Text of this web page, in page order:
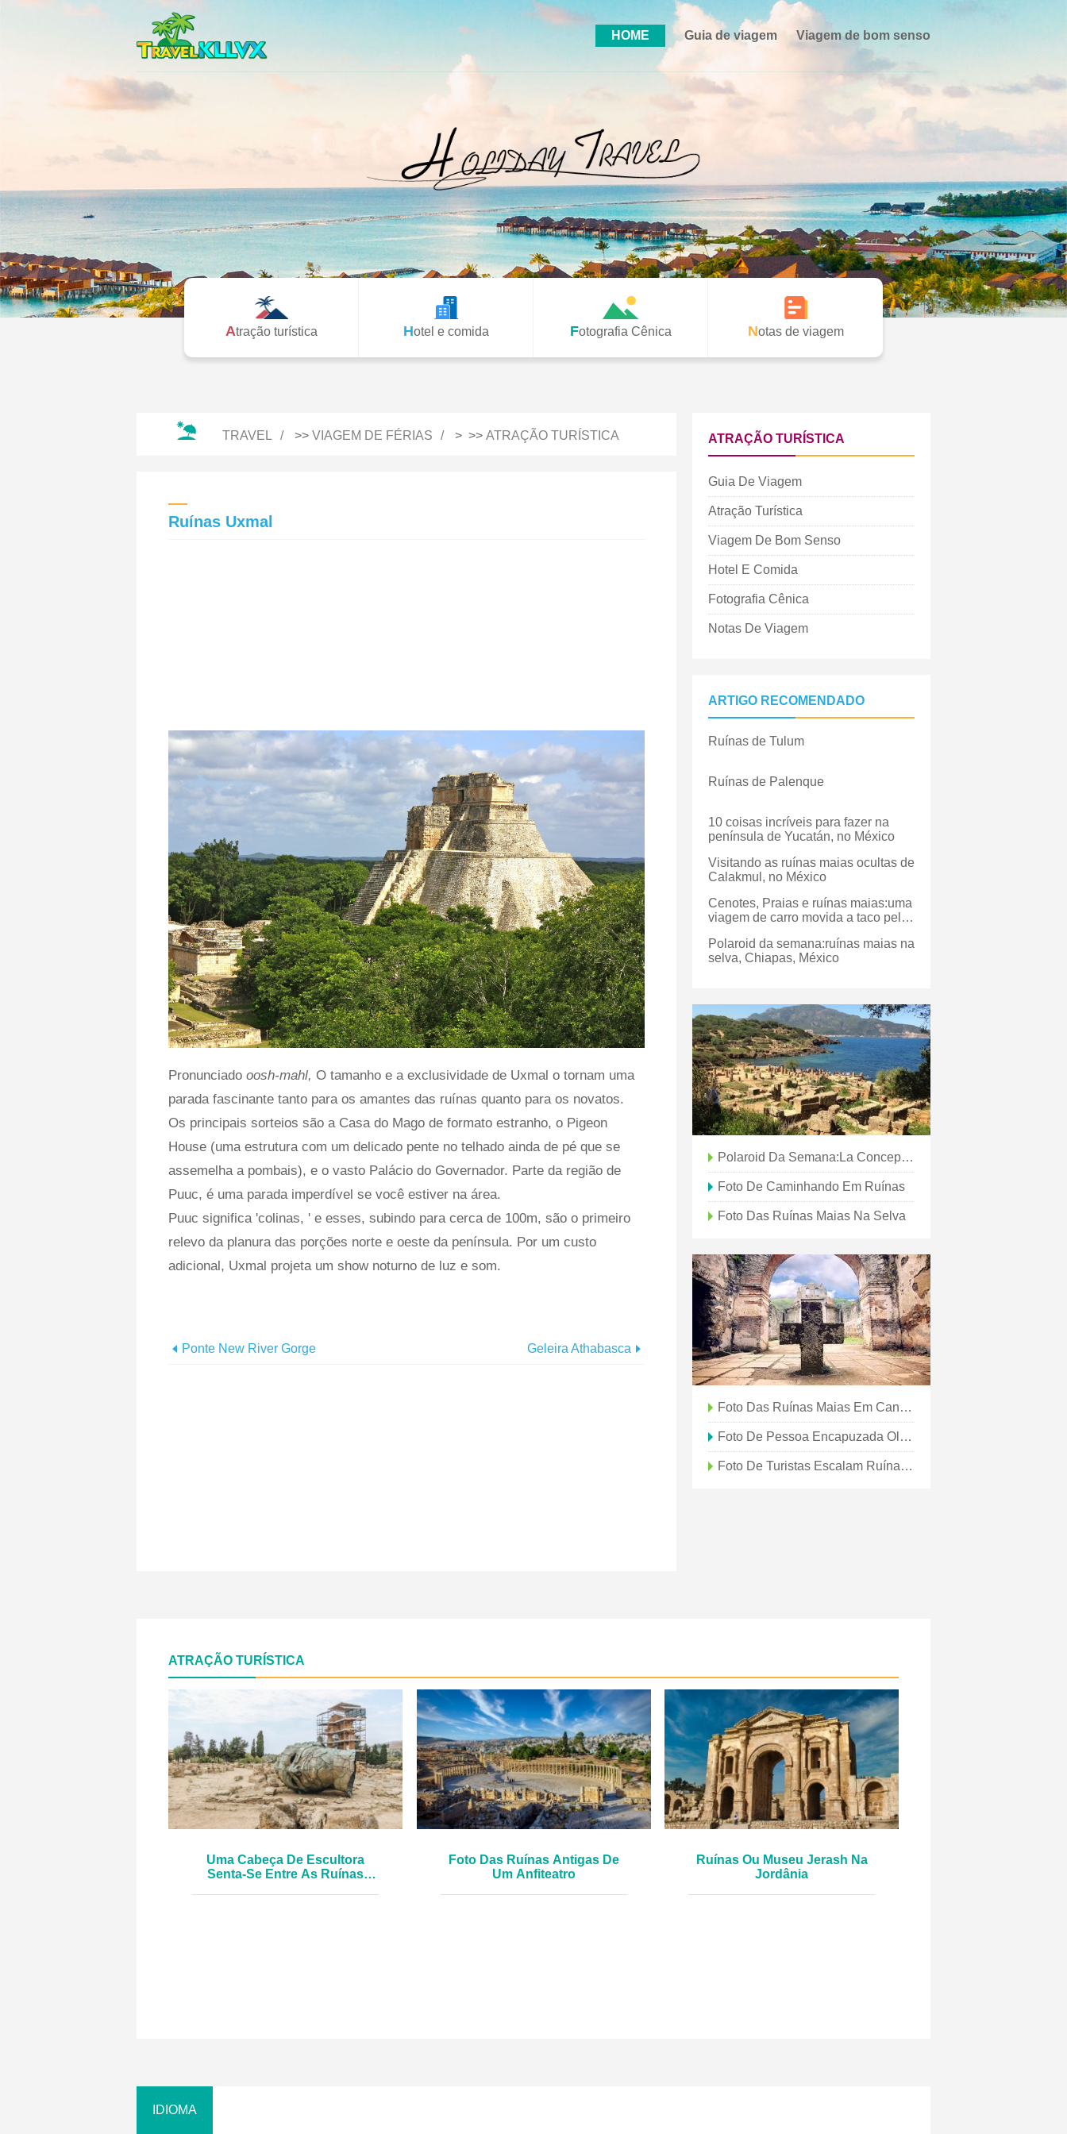
HOME Guia de viagem Viagem de bom senso
Atração turística Hotel e comida Fotografia Cênica Notas de viagem
TRAVEL >> VIAGEM DE FÉRIAS > >> ATRAÇÃO TURÍSTICA
Ruínas Uxmal
Pronunciado oosh-mahl, O tamanho e a exclusividade de Uxmal o tornam uma
parada fascinante tanto para os amantes das ruínas quanto para os novatos.
Os principais sorteios são a Casa do Mago de formato estranho, o Pigeon
House (uma estrutura com um delicado pente no telhado ainda de pé que se
assemelha a pombais), e o vasto Palácio do Governador. Parte da região de
Puuc, é uma parada imperdível se você estiver na área.
Puuc significa 'colinas, ' e esses, subindo para cerca de 100m, são o primeiro
relevo da planura das porções norte e oeste da península. Por um custo
adicional, Uxmal projeta um show noturno de luz e som.
Ponte New River Gorge Geleira Athabasca
ATRAÇÃO TURÍSTICA
Guia De Viagem
Atração Turística
Viagem De Bom Senso
Hotel E Comida
Fotografia Cênica
Notas De Viagem
ARTIGO RECOMENDADO
Ruínas de Tulum
Ruínas de Palenque
10 coisas incríveis para fazer na
península de Yucatán, no México
Visitando as ruínas maias ocultas de
Calakmul, no México
Cenotes, Praias e ruínas maias:uma
viagem de carro movida a taco pelo
Polaroid da semana:ruínas maias na
selva, Chiapas, México
Polaroid Da Semana:La Concepcion Em Antigua, Guatemala
Foto De Caminhando Em Ruínas
Foto Das Ruínas Maias Na Selva
Foto Das Ruínas Maias Em Cancún, México
Foto De Pessoa Encapuzada Olhando Para As Ruínas
Foto De Turistas Escalam Ruínas Mexicanas
ATRAÇÃO TURÍSTICA
Uma Cabeça De Escultora
Senta-Se Entre As Ruínas
Foto Das Ruínas Antigas De
Um Anfiteatro
Ruínas Ou Museu Jerash Na
Jordânia